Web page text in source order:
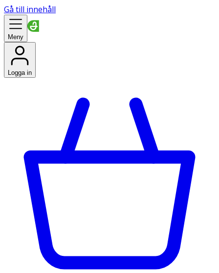
Gå till innehåll
Meny
Logga in